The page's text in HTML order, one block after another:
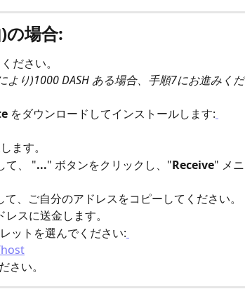
場合:
ださい。
より)1000 DASH ある場合、手順7にお進みくだ
をダウンロードしてインストールします:
ます。
て、 "..." ボタンをクリックし、"Receive" メニ
、ご自分のアドレスをコピーしてください。
スに送金します。
ットを選んでください:
い。